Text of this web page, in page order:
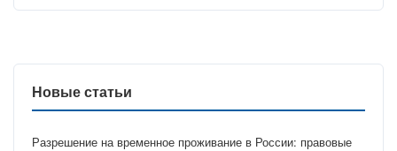
Новые статьи
Разрешение на временное проживание в России: правовые